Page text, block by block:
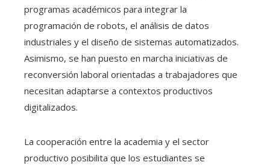
programas académicos para integrar la
programación de robots, el análisis de datos
industriales y el diseño de sistemas automatizados.
Asimismo, se han puesto en marcha iniciativas de
reconversión laboral orientadas a trabajadores que
necesitan adaptarse a contextos productivos
digitalizados.
La cooperación entre la academia y el sector
productivo posibilita que los estudiantes se